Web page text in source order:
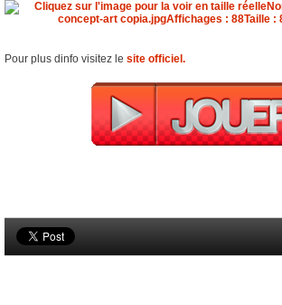
Pour plus dinfo visitez le site officiel.